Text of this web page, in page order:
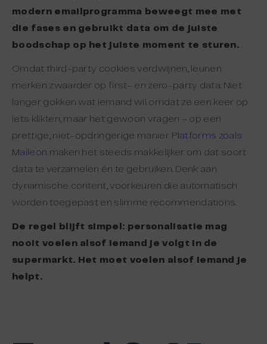
modern emailprogramma beweegt mee met
die fases en gebruikt data om de juiste
boodschap op het juiste moment te sturen.
Omdat third-party cookies verdwijnen, leunen
merken zwaarder op first- en zero-party data. Niet
langer gokken wat iemand wil omdat ze een keer op
iets klikten, maar het gewoon vragen – op een
prettige, niet-opdringerige manier. Platforms zoals
Maileon maken het steeds makkelijker om dat soort
data te verzamelen én te gebruiken. Denk aan
dynamische content, voorkeuren die automatisch
worden toegepast en slimme recommendations.
De regel blijft simpel: personalisatie mag
nooit voelen alsof iemand je volgt in de
supermarkt. Het moet voelen alsof iemand je
helpt.